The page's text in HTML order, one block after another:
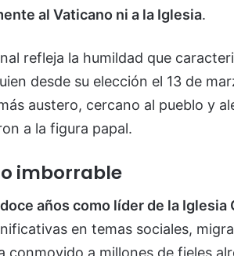
al Vaticano ni a la Iglesia.
refleja la humildad que
desde su elección el 13 de
austero, cercano al pueblo y
a la figura papal.
imborrable
doce años como líder de la Iglesia
en temas sociales,
conmovido a millones de fieles